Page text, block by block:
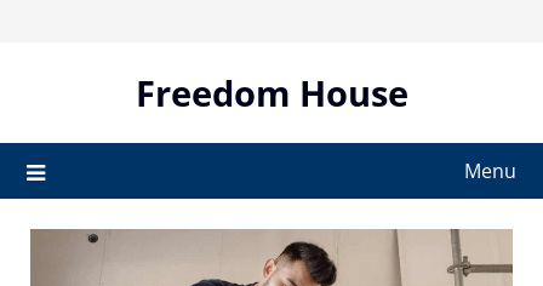
Freedom House
Menu